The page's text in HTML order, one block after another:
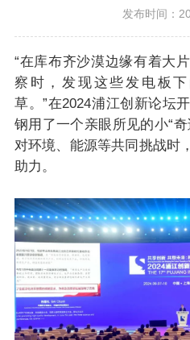
发布时间：
“在库布齐沙漠边缘有着大
察时，发现这些发电板
草。”在2024浦江创新论坛
钢用了一个亲眼所见的小“
对环境、能源等共同挑战时
助力。